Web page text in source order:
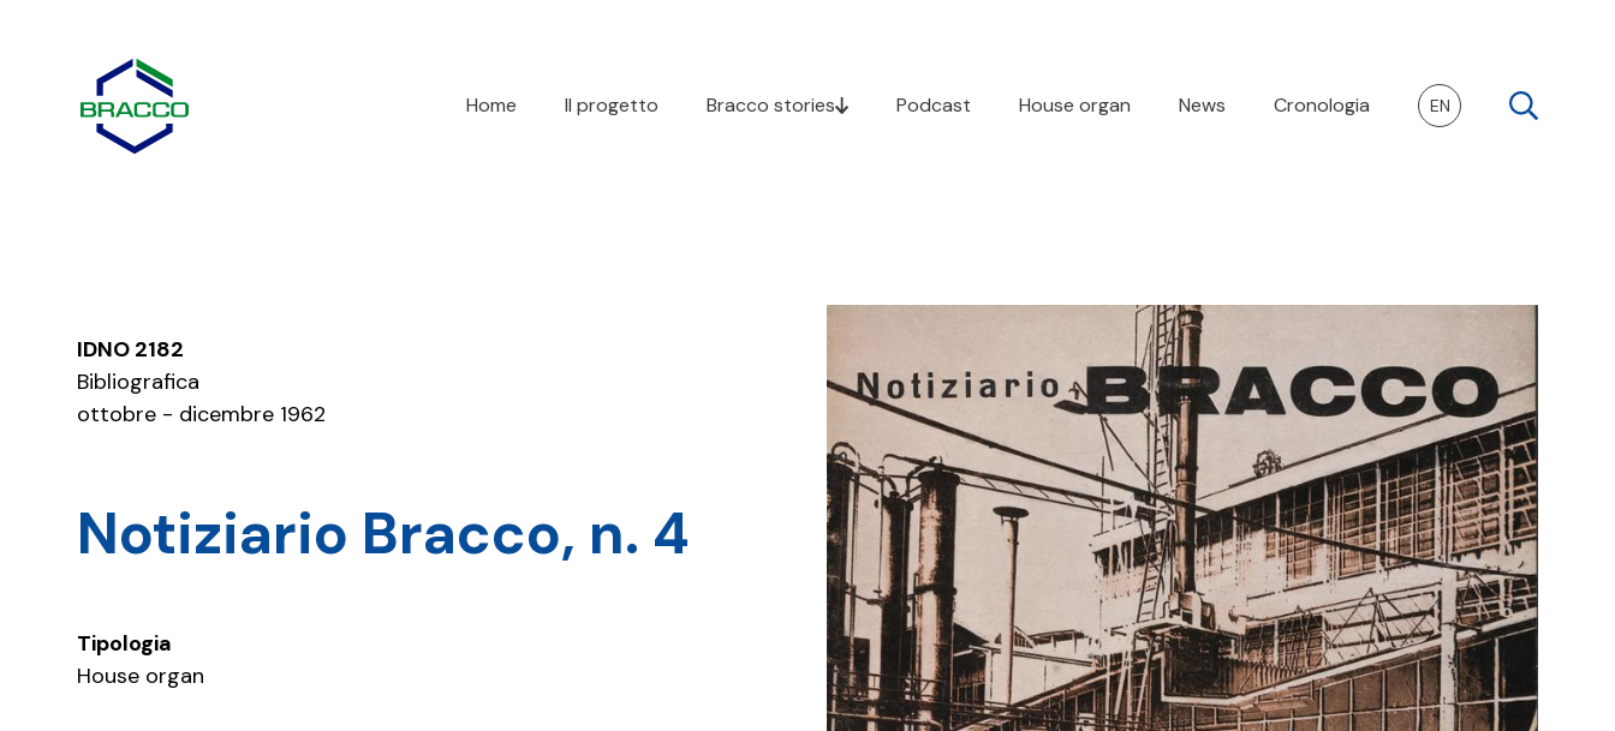
Home page
Home
Il progetto Bracco stories Podcast House organ News Cronologia EN Cerca
IDNO 2182
Bibliografica
ottobre - dicembre 1962
Notiziario Bracco, n. 4
Tipologia
House organ